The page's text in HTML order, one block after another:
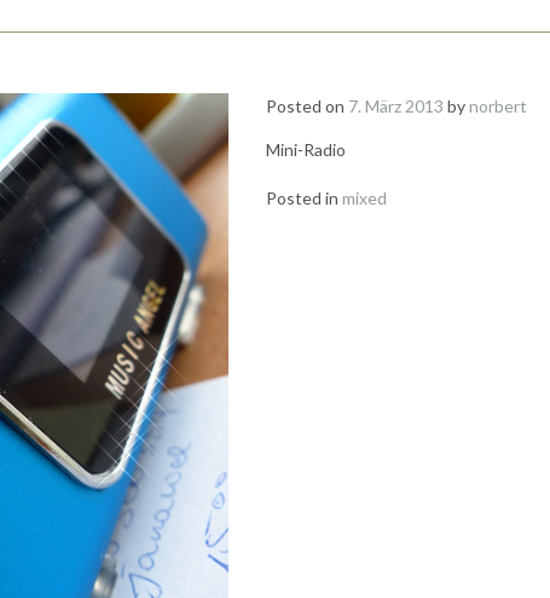
Posted on 7. März 2013 bynorbert
Mini-Radio
Posted in mixed